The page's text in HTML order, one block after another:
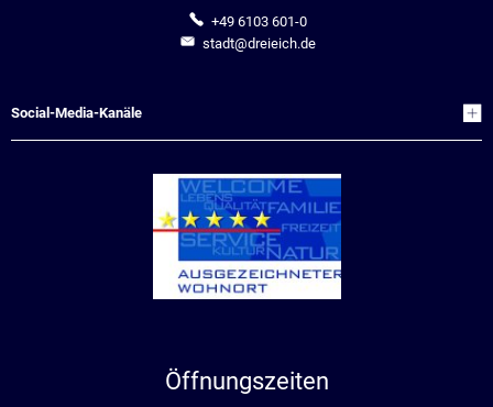
+49 6103 601-0
stadt@dreieich.de
Social-Media-Kanäle
Öffnungszeiten